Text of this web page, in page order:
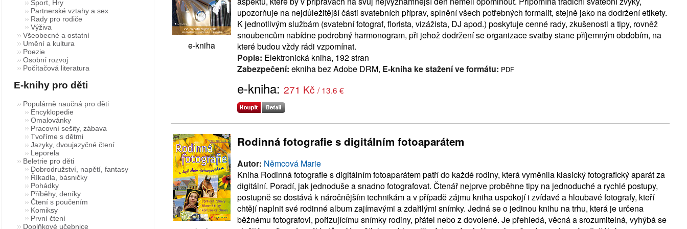
e-kniha
upozorňuje na nejdůležitější části svatebních příprav, splnění všech potřebných formalit, stejně jako na dodržení etikety.
K jednotlivým službám (svatební fotograf, florista, vizážista, DJ apod.) poskytuje cenné rady, zkušenosti a tipy, rovněž
snoubencům nabídne podrobný harmonogram, při jehož dodržení se organizace svatby stane příjemným obdobím, na
které budou vždy rádi vzpomínat.
Popis: Elektronická kniha, 192 stran
Zabezpečení: ekniha bez Adobe DRM, E-kniha ke stažení ve formátu: PDF
e-kniha: 271 Kč / 13.6 €
Rodinná fotografie s digitálním fotoaparátem
Autor: Němcová Marie
Kniha Rodinná fotografie s digitálním fotoaparátem patří do každé rodiny, která vyměnila klasický fotografický aparát za
digitální. Poradí, jak jednoduše a snadno fotografovat. Čtenář nejprve proběhne tipy na jednoduché a rychlé postupy,
postupně se dostává k náročnějším technikám a v případě zájmu kniha uspokojí i zvídavé a hloubavé fotografy, kteří
chtějí naplnit své rodinné album zajímavými a zdařilými snímky. Jedná se o jedinou knihu na trhu, která je určena
běžnému fotografovi, pořizujícímu snímky rodiny, přátel nebo z dovolené. Je přehledá, věcná a srozumitelná, vyhýbá se
Sport, Hry
Partnerské vztahy a sex
Rady pro rodiče
Výživa
Všeobecné a ostatní
Umění a kultura
Poezie
Osobní rozvoj
Počítačová literatura
E-knihy pro děti
Populárně naučná pro děti
Encyklopedie
Omalovánky
Pracovní sešity, zábava
Tvoříme s dětmi
Jazyky, dvoujazyčné čtení
Leporela
Beletrie pro děti
Dobrodružství, napětí, fantasy
Říkadla, básničky
Pohádky
Příběhy, deníky
Čtení s poučením
Komiksy
První čtení
Doplňkové učebnice